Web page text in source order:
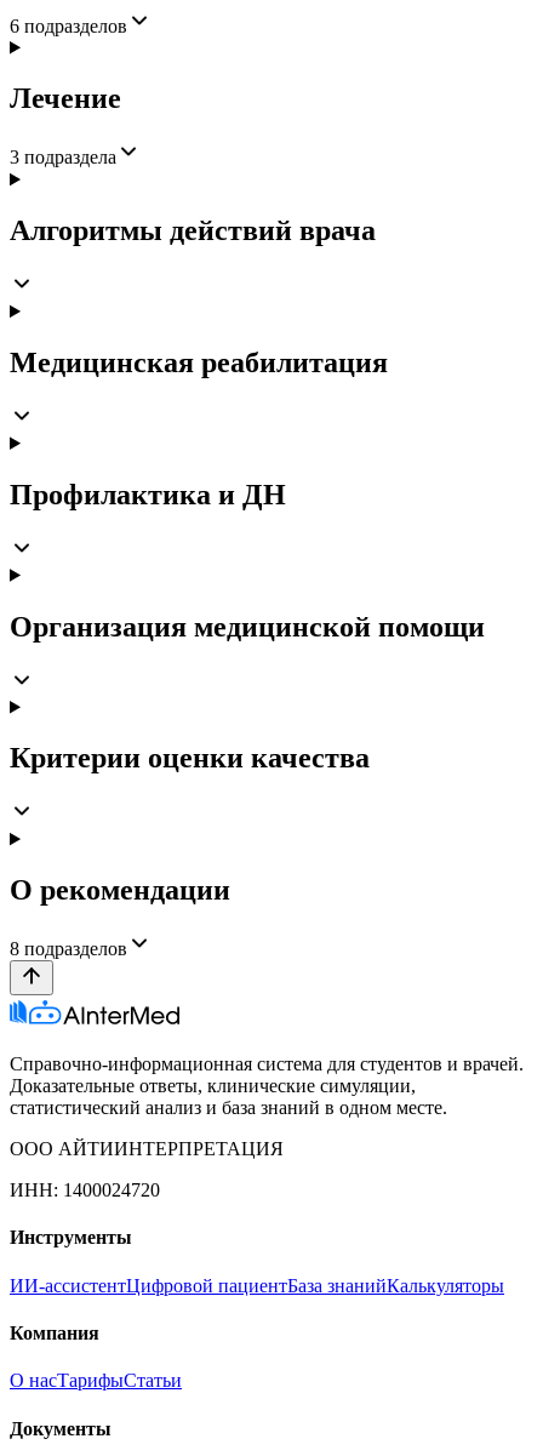
6 подразделов
Лечение
3 подраздела
Алгоритмы действий врача
Медицинская реабилитация
Профилактика и ДН
Организация медицинской помощи
Критерии оценки качества
О рекомендации
8 подразделов
Справочно-информационная система для студентов и врачей.
Доказательные ответы, клинические симуляции,
статистический анализ и база знаний в одном месте.
ООО АЙТИИНТЕРПРЕТАЦИЯ
ИНН: 1400024720
Инструменты
ИИ-ассистентЦифровой пациентБаза знанийКалькуляторы
Компания
О насТарифыСтатьи
Документы